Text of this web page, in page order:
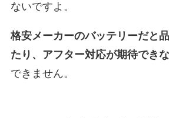
ないですよ。
格安メーカーのバッテリーだと
たり、アフター対応が期待でき
できません。